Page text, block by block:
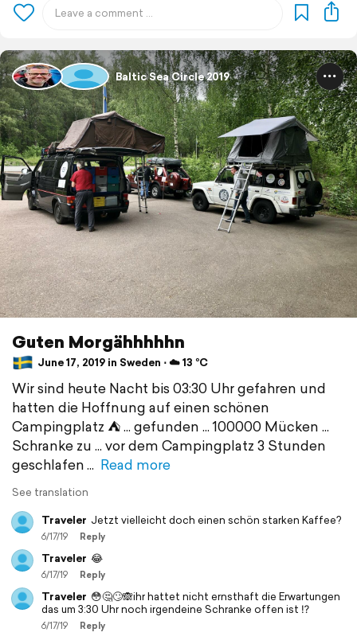
Baltic Sea Circle 2019
Guten Morgähhhhhn
June 17, 2019 in Sweden ⋅ ☁️ 13 °C
Wir sind heute Nacht bis 03:30 Uhr gefahren und
hatten die Hoffnung auf einen schönen
Campingplatz ⛺️ ... gefunden ... 100000 Mücken ...
Schranke zu ... vor dem Campingplatz 3 Stunden
geschlafen
Read more
See translation
Traveler Jetzt vielleicht doch einen schön starken Kaffee?
6/17/19 Reply
Traveler 😂
6/17/19 Reply
Traveler 😳🤔🙄🙈ihr hattet nicht ernsthaft die Erwartungen
das um 3:30 Uhr noch irgendeine Schranke offen ist ⁉️
6/17/19 Reply